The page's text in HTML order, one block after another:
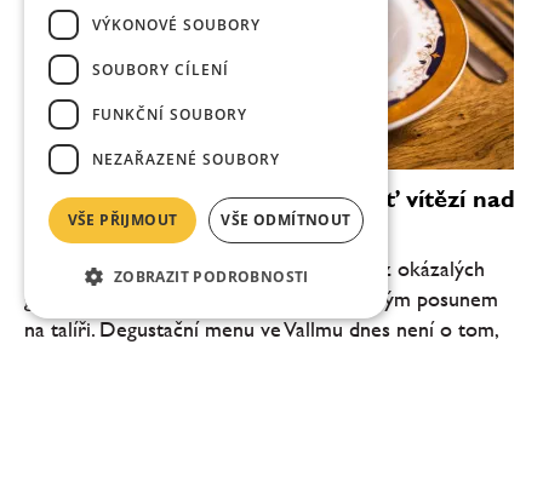
Vallmo bez Makovičky: když chuť vítězí nad
efektem
Pražské Vallmo vstupuje do nové éry. Bez okázalých
gest, bez snahy šokovat, ale s jasně čitelným posunem
na talíři. Degustační menu ve Vallmu dnes není o tom,
VÝKONOVÉ SOUBORY
SOUBORY CÍLENÍ
FUNKČNÍ SOUBORY
NEZAŘAZENÉ SOUBORY
VŠE PŘIJMOUT VŠE ODMÍTNOUT
ZOBRAZIT PODROBNOSTI